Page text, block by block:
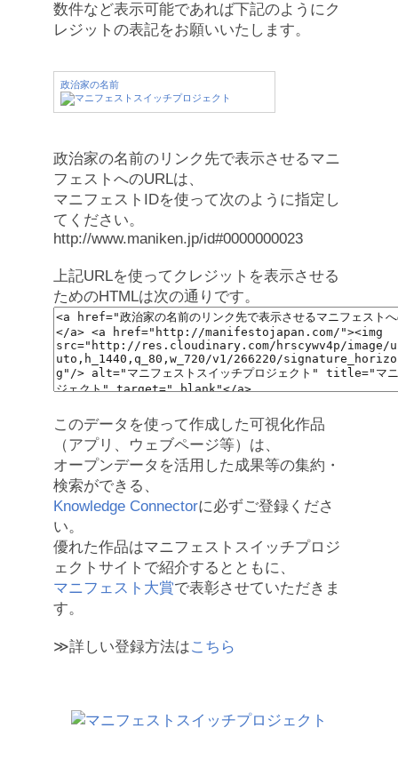
数件など表示可能であれば下記のようにク
レジットの表記をお願いいたします。
政治家の名前
政治家の名前のリンク先で表示させるマニ
フェストへのURLは、
マニフェストIDを使って次のように指定し
てください。
http://www.maniken.jp/id#0000000023
上記URLを使ってクレジットを表示させる
ためのHTMLは次の通りです。
このデータを使って作成した可視化作品
（アプリ、ウェブページ等）は、
オープンデータを活用した成果等の集約・
検索ができる、
Knowledge Connectorに必ずご登録くださ
い。
優れた作品はマニフェストスイッチプロジ
ェクトサイトで紹介するとともに、
マニフェスト大賞で表彰させていただきま
す。
≫詳しい登録方法はこちら